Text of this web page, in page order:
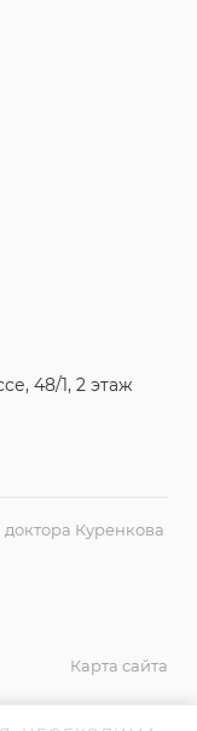
48/1, 2 этаж
Куренкова
Карта сайта